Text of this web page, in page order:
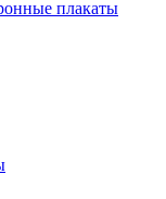
плакаты